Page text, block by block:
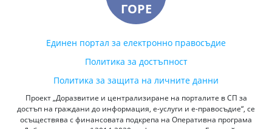
ГОРЕ
Единен портал за електронно правосъдие
Политика за достъпност
Политика за защита на личните данни
Проект „Доразвитие и централизиране на порталите в СП за
достъп на граждани до информация, е-услуги и е-правосъдие“, се
осъществява с финансовата подкрепа на Оперативна програма